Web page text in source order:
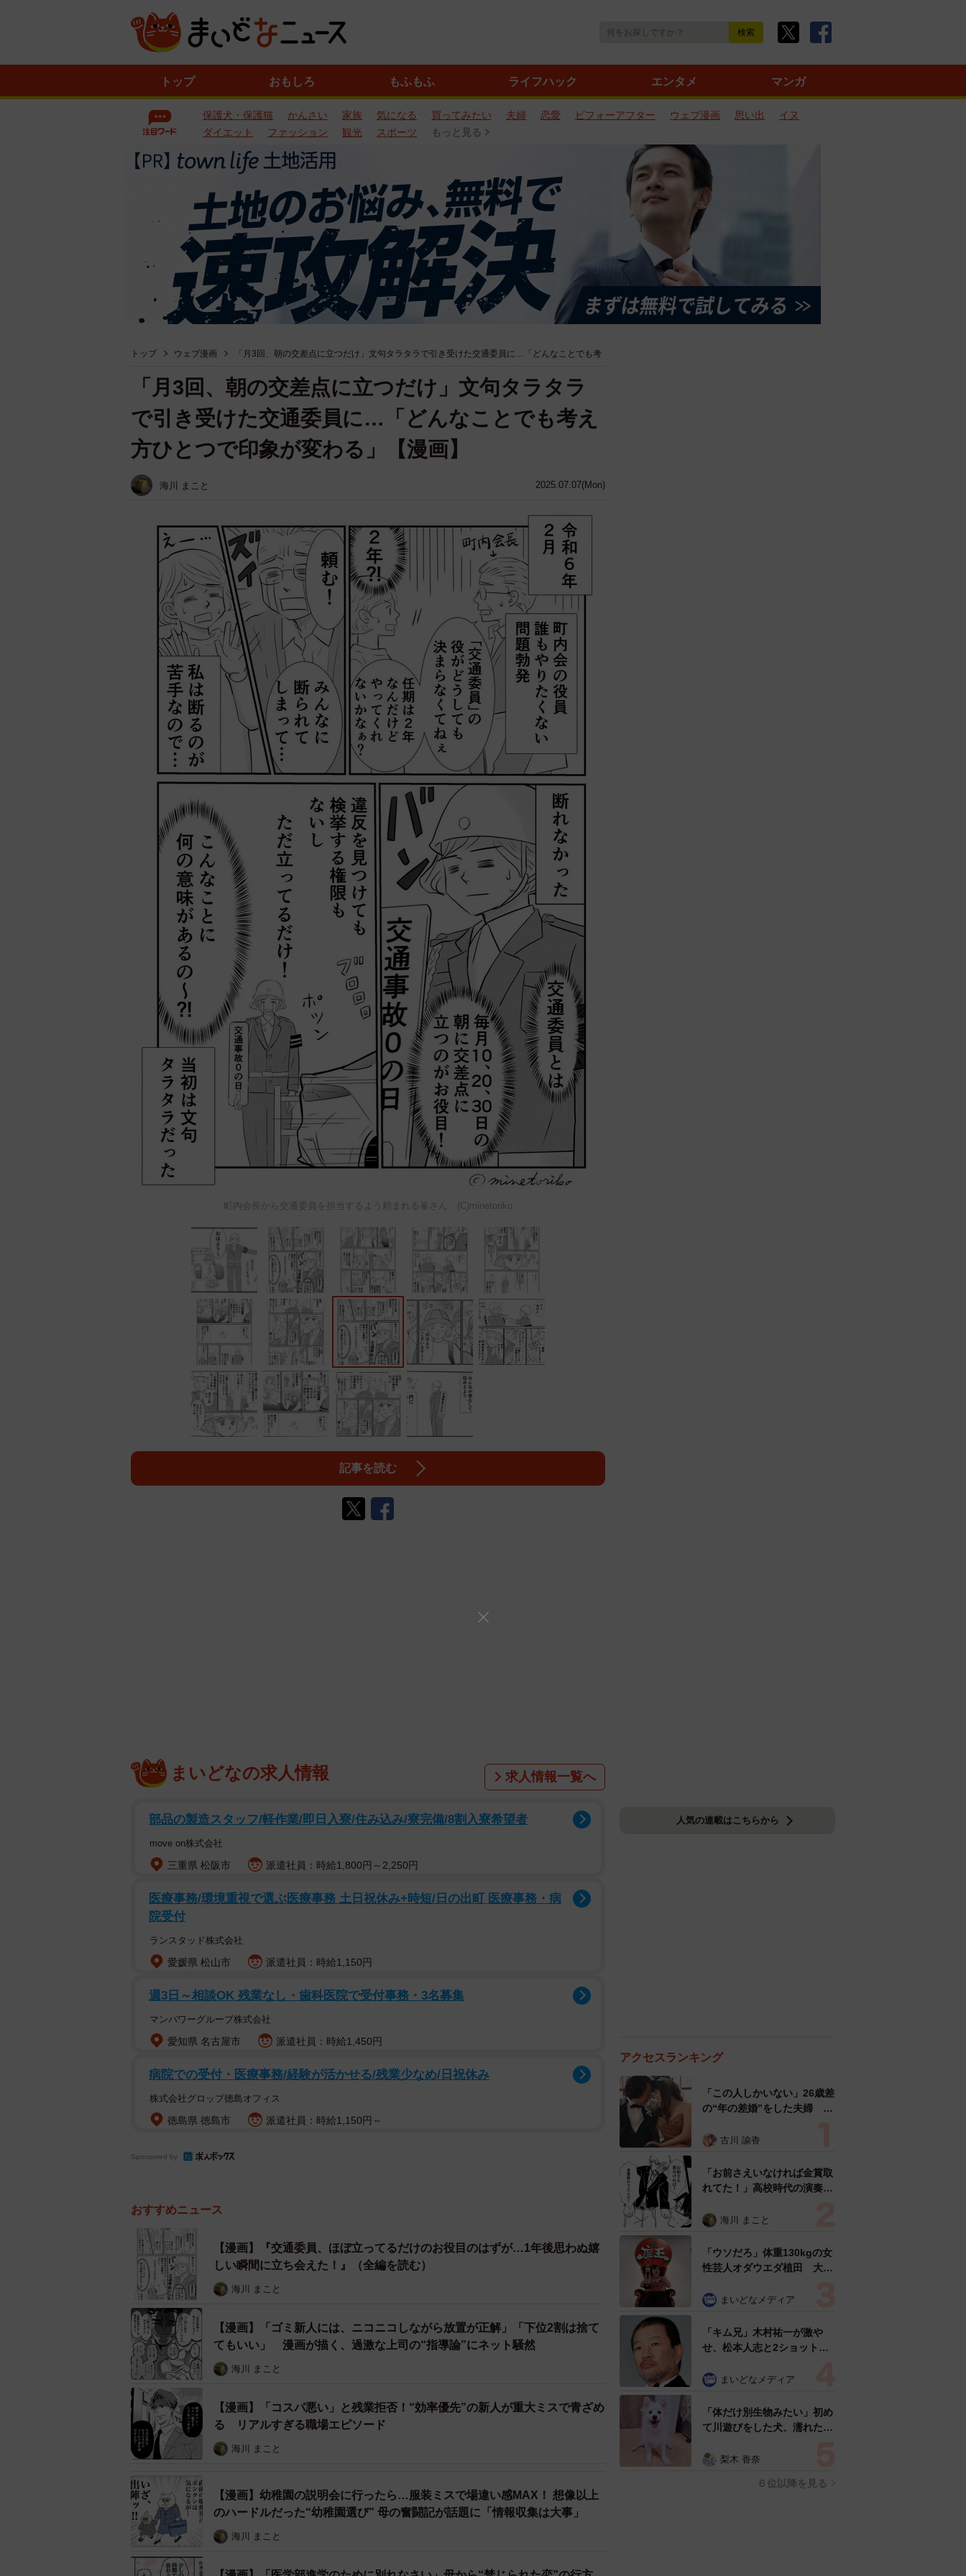
トップ おもしろ もふもふ ライフハック エンタメ マンガ
保護犬・保護猫 かんさい 家族 気になる 買ってみたい 夫婦 恋愛 ビフォーアフター ウェブ漫画 思い出
イヌ
ダイエット
ファッション 観光 スポーツ もっと見る
トップ ウェブ漫画 「月3回、朝の交差点に立つだけ」文句タラタラで引き受けた交通委員に…「どんなことでも考
2025.07.07(Mon)
「月3回、朝の交差点に立つだけ」文句タラタラ
で引き受けた交通委員に…「どんなことでも考え
方ひとつで印象が変わる」【漫画】
海川 まこと
町内会長から交通委員を担当するよう頼まれる峯さん (C)minetoriko
記事を読む
まいどなの求人情報 求人情報一覧へ
部品の製造スタッフ/軽作業/即日入寮/住み込み/寮完備/8割入寮希望者
move on株式会社
三重県 松阪市 派遣社員：時給1,800円～2,250円
医療事務/環境重視で選ぶ医療事務 土日祝休み+時短/日の出町 医療事務・病
院受付
ランスタッド株式会社
愛媛県 松山市 派遣社員：時給1,150円
週3日～相談OK 残業なし・歯科医院で受付事務・3名募集
マンパワーグループ株式会社
愛知県 名古屋市 派遣社員：時給1,450円
病院での受付・医療事務/経験が活かせる/残業少なめ/日祝休み
株式会社グロップ徳島オフィス
徳島県 徳島市 派遣社員：時給1,150円～
Sponsored by
おすすめニュース
【漫画】『交通委員、ほぼ立ってるだけのお役目のはずが…1年後思わぬ嬉
しい瞬間に立ち会えた！』（全編を読む）
海川 まこと
【漫画】「ゴミ新人には、ニコニコしながら放置が正解」「下位2割は捨て
てもいい」 漫画が描く、過激な上司の“指導論”にネット騒然
海川 まこと
【漫画】「コスパ悪い」と残業拒否！“効率優先”の新人が重大ミスで青ざめ
る リアルすぎる職場エピソード
海川 まこと
【漫画】幼稚園の説明会に行ったら…服装ミスで場違い感MAX！ 想像以上
のハードルだった“幼稚園選び” 母の奮闘記が話題に「情報収集は大事」
海川 まこと
人気の連載はこちらから
アクセスランキング
「この人しかいない」26歳差
の“年の差婚”をした夫婦 出
た？ 今の思いを聞いた
古川 諭香
「お前さえいなければ金賞取
れてた！」高校時代の演奏会
生は楽器修理職人に 10年後
ぬ申し出【漫画】
海川 まこと
「ウソだろ」体重130kgの女
性芸人オダウエダ植田 大学
で」 まいどなメディア
「キム兄」木村祐一が激や
せ、松本人志と2ショット
「テキヤの兄さん」
まいどなメディア
「体だけ別生物みたい」初め
て川遊びをした犬、濡れた直
だ！」「河童だ」「毛刈りさ
梨木 香奈
６位以降を見る